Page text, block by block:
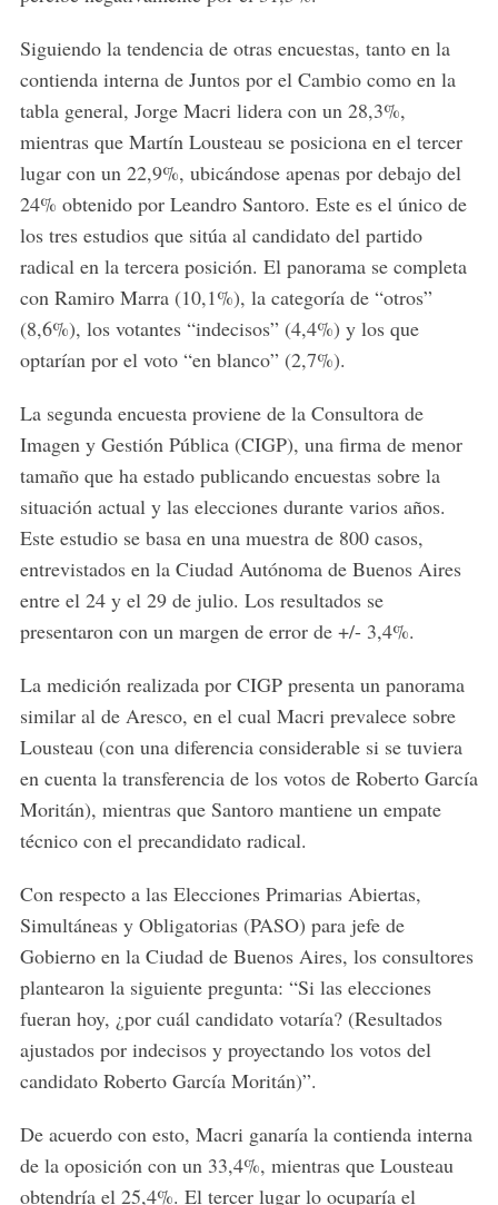
Siguiendo la tendencia de otras encuestas, tanto en la
contienda interna de Juntos por el Cambio como en la
tabla general, Jorge Macri lidera con un 28,3%,
mientras que Martín Lousteau se posiciona en el tercer
lugar con un 22,9%, ubicándose apenas por debajo del
24% obtenido por Leandro Santoro. Este es el único de
los tres estudios que sitúa al candidato del partido
radical en la tercera posición. El panorama se completa
con Ramiro Marra (10,1%), la categoría de “otros”
(8,6%), los votantes “indecisos” (4,4%) y los que
optarían por el voto “en blanco” (2,7%).
La segunda encuesta proviene de la Consultora de
Imagen y Gestión Pública (CIGP), una firma de menor
tamaño que ha estado publicando encuestas sobre la
situación actual y las elecciones durante varios años.
Este estudio se basa en una muestra de 800 casos,
entrevistados en la Ciudad Autónoma de Buenos Aires
entre el 24 y el 29 de julio. Los resultados se
presentaron con un margen de error de +/- 3,4%.
La medición realizada por CIGP presenta un panorama
similar al de Aresco, en el cual Macri prevalece sobre
Lousteau (con una diferencia considerable si se tuviera
en cuenta la transferencia de los votos de Roberto García
Moritán), mientras que Santoro mantiene un empate
técnico con el precandidato radical.
Con respecto a las Elecciones Primarias Abiertas,
Simultáneas y Obligatorias (PASO) para jefe de
Gobierno en la Ciudad de Buenos Aires, los consultores
plantearon la siguiente pregunta: “Si las elecciones
fueran hoy, ¿por cuál candidato votaría? (Resultados
ajustados por indecisos y proyectando los votos del
candidato Roberto García Moritán)”.
De acuerdo con esto, Macri ganaría la contienda interna
de la oposición con un 33,4%, mientras que Lousteau
obtendría el 25,4%. El tercer lugar lo ocuparía el